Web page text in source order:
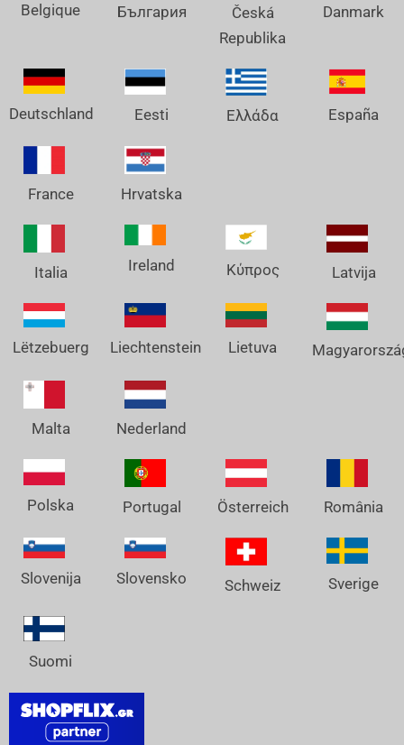
Belgique България
Česká
Republika
Danmark
Deutschland Eesti Ελλάδα España
France Hrvatska
Italia Ireland Κύπρος Latvija
Lëtzebuerg Liechtenstein Lietuva
Malta Nederland
Polska Portugal Österreich România
Slovenija Slovensko Schweiz Sverige
Suomi